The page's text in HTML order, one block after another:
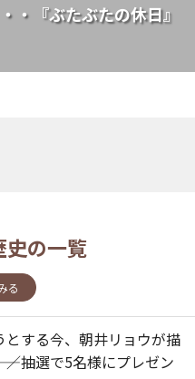
・『ぶたぶたの休日』
の一覧
る
とする今、朝井リョウが描
／抽選で5名様にプレゼン